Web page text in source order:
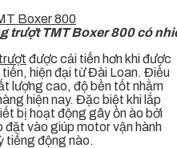
trượt TMT Boxer 800 có
được cải tiến hơn khi được
hiện đại từ Đài Loan. Điều
lượng cao, độ bền tốt nhằm
hiện nay. Đặc biệt khi lắp
bị hoạt động gây ồn ào bởi
đặt vào giúp motor vận hành
tiếng động nào.